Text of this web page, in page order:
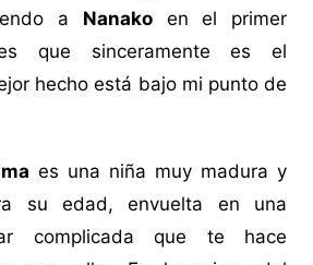
a Nanakoen el primer
que sinceramente es el
hecho está bajo mi punto de
es una niña muy madura y
su edad, envuelta en una
complicada que te hace